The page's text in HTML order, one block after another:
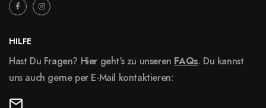
HILFE
Hast Du Fragen? Hier geht's zu unseren FAQs. Du kannst
uns auch gerne per E-Mail kontaktieren: